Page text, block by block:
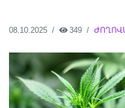
08.10.2025 349